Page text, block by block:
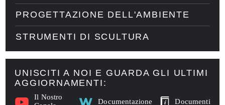
PROGETTAZIONE DELL'AMBIENTE
STRUMENTI DI SCULTURA
UNISCITI A NOI E GUARDA GLI ULTIMI
AGGIORNAMENTI:
Il Nostro
Documentazione Documenti